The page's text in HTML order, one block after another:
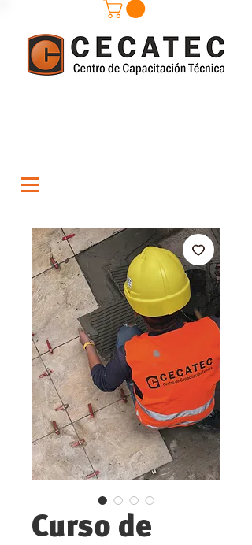
Curso de